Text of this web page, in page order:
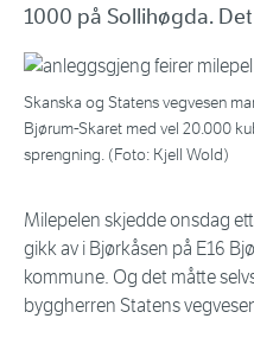
1000 på Sollihøgda.
Skanska og Statens vegvesen
Bjørum-Skaret med vel 20.000
sprengning. (Foto: Kjell Wold)
Milepelen skjedde onsdag
gikk av i Bjørkåsen på E16
kommune. Og det måtte
byggherren Statens